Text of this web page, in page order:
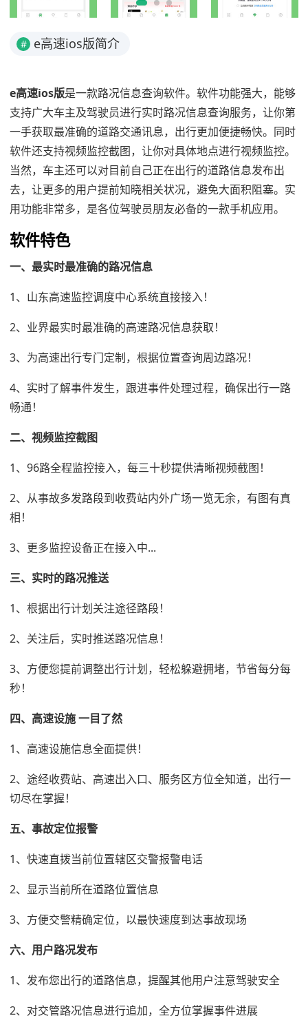
# e高速ios版简介
e高速ios版是一款路况信息查询软件。软件功能强大，能够
支持广大车主及驾驶员进行实时路况信息查询服务，让你第
一手获取最准确的道路交通讯息，出行更加便捷畅快。同时
软件还支持视频监控截图，让你对具体地点进行视频监控。
当然，车主还可以对目前自己正在出行的道路信息发布出
去，让更多的用户提前知晓相关状况，避免大面积阻塞。实
用功能非常多，是各位驾驶员朋友必备的一款手机应用。
软件特色
一、最实时最准确的路况信息
1、山东高速监控调度中心系统直接接入！
2、业界最实时最准确的高速路况信息获取！
3、为高速出行专门定制，根据位置查询周边路况！
4、实时了解事件发生，跟进事件处理过程，确保出行一路
畅通！
二、视频监控截图
1、96路全程监控接入，每三十秒提供清晰视频截图！
2、从事故多发路段到收费站内外广场一览无余，有图有真
相！
3、更多监控设备正在接入中...
三、实时的路况推送
1、根据出行计划关注途径路段！
2、关注后，实时推送路况信息！
3、方便您提前调整出行计划，轻松躲避拥堵，节省每分每
秒！
四、高速设施 一目了然
1、高速设施信息全面提供！
2、途经收费站、高速出入口、服务区方位全知道，出行一
切尽在掌握！
五、事故定位报警
1、快速直拨当前位置辖区交警报警电话
2、显示当前所在道路位置信息
3、方便交警精确定位，以最快速度到达事故现场
六、用户路况发布
1、发布您出行的道路信息，提醒其他用户注意驾驶安全
2、对交管路况信息进行追加，全方位掌握事件进展